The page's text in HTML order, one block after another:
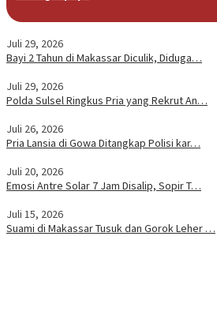
Juli 29, 2026
Bayi 2 Tahun di Makassar Diculik, Diduga…
Juli 29, 2026
Polda Sulsel Ringkus Pria yang Rekrut An…
Juli 26, 2026
Pria Lansia di Gowa Ditangkap Polisi kar…
Juli 20, 2026
Emosi Antre Solar 7 Jam Disalip, Sopir T…
Juli 15, 2026
Suami di Makassar Tusuk dan Gorok Leher …